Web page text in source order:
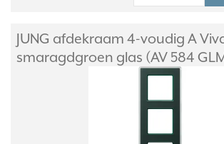
JUNG afdekraam 4-voudig A
smaragdgroen glas (AV 584